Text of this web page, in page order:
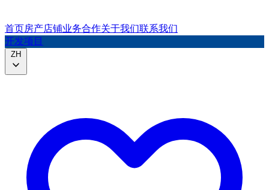
首页房产店铺业务合作关于我们联系我们
开发项目